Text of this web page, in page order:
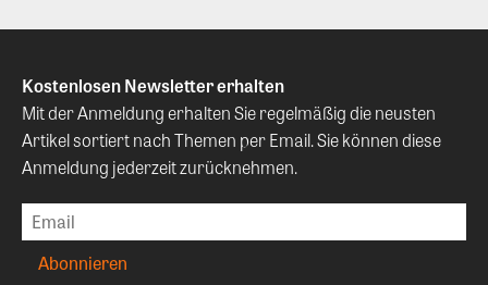
Kostenlosen Newsletter erhalten
Mit der Anmeldung erhalten Sie regelmäßig die neusten
Artikel sortiert nach Themen per Email. Sie können diese
Anmeldung jederzeit zurücknehmen.